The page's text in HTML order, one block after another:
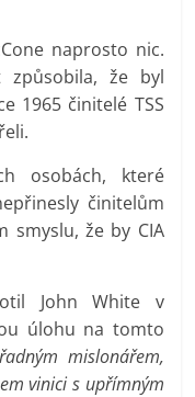
naprosto nic.
že byl
1965 činitelé TSS
osobách, které
činitelům
smyslu, že by CIA
John White v
úlohu na tomto
mislonářem,
vinici s upřímným